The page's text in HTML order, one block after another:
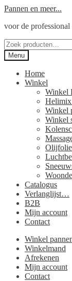
Ga
naar
Ga
de
Pannen en meer...
voor de
Zoeken
naar:
Menu
Home
Winkel
Winkel
Helimix
Winkel
Winkel
Catalogus
Verlanglijst…
B2B
Mijn account
Contact
Winkel
Winkelmand
Afrekenen
Mijn account
Contact